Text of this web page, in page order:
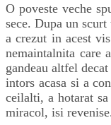
O poveste veche
sece. Dupa un
a crezut in acest
nemaintalnita care
gandeau altfel
intors acasa si a
ceilalti, a hotarat
miracol, isi